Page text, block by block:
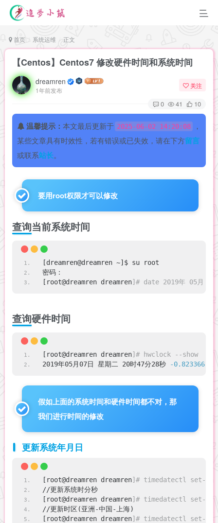
首页 系统运维 正文
【Centos】Centos7 修改硬件时间和系统时间
dreamren
1年前发布
关注
0 41 10
温馨提示： 本文最后更新于 2025-06-02 14:20:08
，
某些文章具有时效性，若有错误或已失效，请在下方留言
或联系站长。
要用root权限才可以修改
查询当前系统时间
[dreamren@dreamren ~]$ su root
密码：
[root@dreamren dreamren]# date 2019年 05月 07
查询硬件时间
[root@dreamren dreamren]# hwclock --show
2019年05月07日 星期二 20时47分28秒
-0.823366
假如上面的系统时间和硬件时间都不对，那
我们进行时间的修改
更新系统年月日
[root@dreamren dreamren]# timedatectl set-
//更新系统时分秒
[root@dreamren dreamren]# timedatectl set-
//更新时区(亚洲-中国-上海)
[root@dreamren dreamren]# timedatectl set-